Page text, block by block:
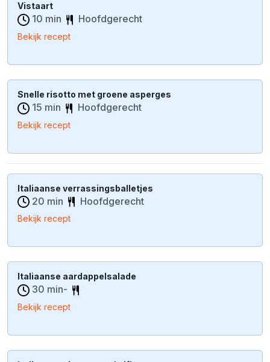
Vistaart
10 min Hoofdgerecht
Bekijk recept
Snelle risotto met groene asperges
15 min Hoofdgerecht
Bekijk recept
Italiaanse verrassingsballetjes
20 min Hoofdgerecht
Bekijk recept
Italiaanse aardappelsalade
30 min-
Bekijk recept